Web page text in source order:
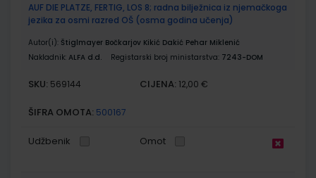
AUF DIE PLATZE, FERTIG, LOS 8; radna bilježnica iz njemačkoga
jezika za osmi razred OŠ (osma godina učenja)
Autor(i): Štiglmayer Bočkarjov Kikić Dakić Pehar Miklenić
Nakladnik: ALFA d.d. Registarski broj ministarstva: 7243-DOM
SKU: 569144 CIJENA: 12,00 €
ŠIFRA OMOTA: 500167
Udžbenik Omot